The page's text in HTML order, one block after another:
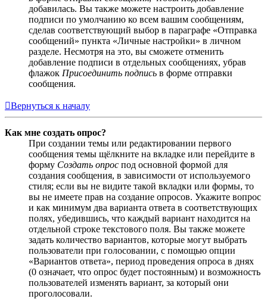
добавилась. Вы также можете настроить добавление
подписи по умолчанию ко всем вашим сообщениям,
сделав соответствующий выбор в параграфе «Отправка
сообщений» пункта «Личные настройки» в личном
разделе. Несмотря на это, вы сможете отменить
добавление подписи в отдельных сообщениях, убрав
флажок Присоединить подпись в форме отправки
сообщения.
Вернуться к началу
Как мне создать опрос?
При создании темы или редактировании первого
сообщения темы щёлкните на вкладке или перейдите в
форму Создать опрос под основной формой для
создания сообщения, в зависимости от используемого
стиля; если вы не видите такой вкладки или формы, то
вы не имеете прав на создание опросов. Укажите вопрос
и как минимум два варианта ответа в соответствующих
полях, убедившись, что каждый вариант находится на
отдельной строке текстового поля. Вы также можете
задать количество вариантов, которые могут выбрать
пользователи при голосовании, с помощью опции
«Вариантов ответа», период проведения опроса в днях
(0 означает, что опрос будет постоянным) и возможность
пользователей изменять вариант, за который они
проголосовали.